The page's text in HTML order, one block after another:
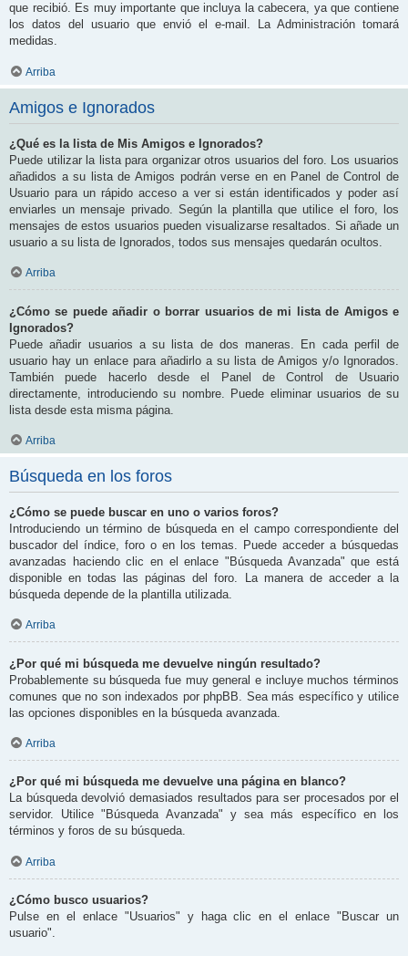
que recibió. Es muy importante que incluya la cabecera, ya que contiene
los datos del usuario que envió el e-mail. La Administración tomará
medidas.
Arriba
Amigos e Ignorados
¿Qué es la lista de Mis Amigos e Ignorados?
Puede utilizar la lista para organizar otros usuarios del foro. Los usuarios
añadidos a su lista de Amigos podrán verse en en Panel de Control de
Usuario para un rápido acceso a ver si están identificados y poder así
enviarles un mensaje privado. Según la plantilla que utilice el foro, los
mensajes de estos usuarios pueden visualizarse resaltados. Si añade un
usuario a su lista de Ignorados, todos sus mensajes quedarán ocultos.
Arriba
¿Cómo se puede añadir o borrar usuarios de mi lista de Amigos e
Ignorados?
Puede añadir usuarios a su lista de dos maneras. En cada perfil de
usuario hay un enlace para añadirlo a su lista de Amigos y/o Ignorados.
También puede hacerlo desde el Panel de Control de Usuario
directamente, introduciendo su nombre. Puede eliminar usuarios de su
lista desde esta misma página.
Arriba
Búsqueda en los foros
¿Cómo se puede buscar en uno o varios foros?
Introduciendo un término de búsqueda en el campo correspondiente del
buscador del índice, foro o en los temas. Puede acceder a búsquedas
avanzadas haciendo clic en el enlace "Búsqueda Avanzada" que está
disponible en todas las páginas del foro. La manera de acceder a la
búsqueda depende de la plantilla utilizada.
Arriba
¿Por qué mi búsqueda me devuelve ningún resultado?
Probablemente su búsqueda fue muy general e incluye muchos términos
comunes que no son indexados por phpBB. Sea más específico y utilice
las opciones disponibles en la búsqueda avanzada.
Arriba
¿Por qué mi búsqueda me devuelve una página en blanco?
La búsqueda devolvió demasiados resultados para ser procesados por el
servidor. Utilice "Búsqueda Avanzada" y sea más específico en los
términos y foros de su búsqueda.
Arriba
¿Cómo busco usuarios?
Pulse en el enlace "Usuarios" y haga clic en el enlace "Buscar un
usuario".